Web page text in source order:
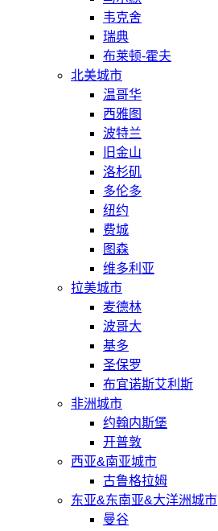
韦克舍
瑞典
布莱顿-霍夫
北美城市
温哥华
西雅图
波特兰
旧金山
洛杉矶
多伦多
纽约
费城
图森
维多利亚
拉美城市
麦德林
波哥大
基多
圣保罗
布宜诺斯艾利斯
非洲城市
约翰内斯堡
开普敦
西亚&南亚城市
古鲁格拉姆
东亚&东南亚&大洋洲城市
曼谷